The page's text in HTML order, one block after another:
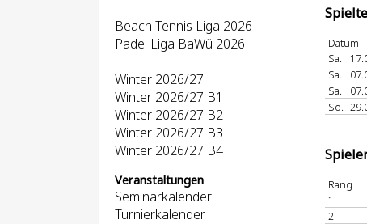
Beach Tennis Liga 2026
Padel Liga BaWü 2026
Winter 2026/27
Winter 2026/27 B1
Winter 2026/27 B2
Winter 2026/27 B3
Winter 2026/27 B4
Veranstaltungen
Seminarkalender
Turnierkalender
Datum
Sa.
Sa.
Sa.
So.
Rang
1
2